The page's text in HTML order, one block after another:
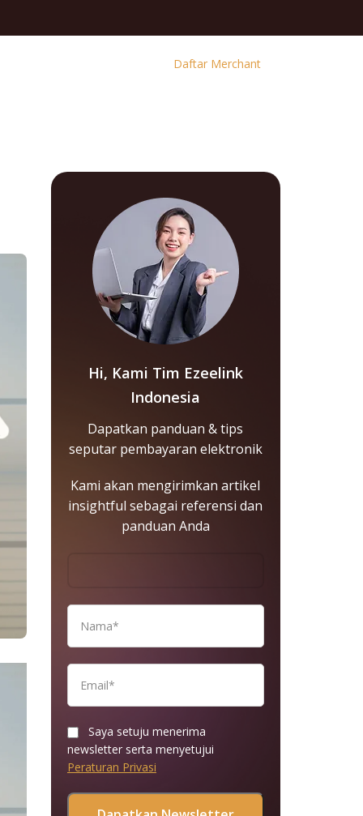
Daftar Merchant
Hi, Kami Tim Ezeelink
Indonesia
Dapatkan panduan & tips
seputar pembayaran elektronik
Kami akan mengirimkan artikel
insightful sebagai referensi dan
panduan Anda
Saya setuju menerima
newsletter serta menyetujui
Peraturan Privasi